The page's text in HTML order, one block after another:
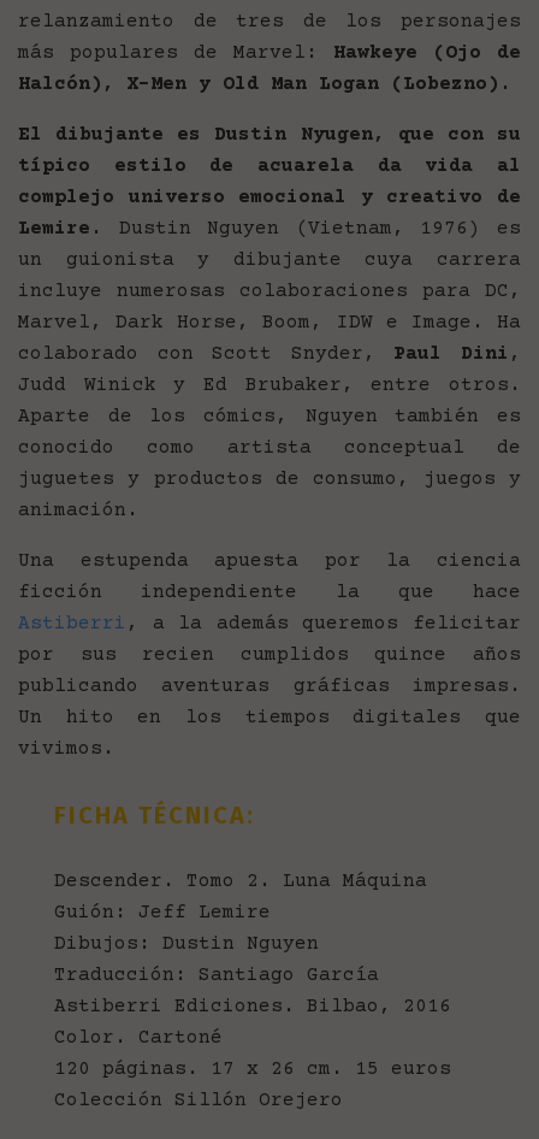
relanzamiento de tres de los personajes
más populares de Marvel: Hawkeye (Ojo de
Halcón), X-Men y Old Man Logan (Lobezno).
El dibujante es Dustin Nyugen, que con su
típico estilo de acuarela da vida al
complejo universo emocional y creativo de
Lemire.
Dustin Nguyen (Vietnam, 1976) es
un guionista y dibujante cuya carrera
incluye numerosas colaboraciones para DC,
Marvel, Dark Horse, Boom, IDW e Image. Ha
colaborado con Scott Snyder, Paul Dini ,
Judd Winick y Ed Brubaker, entre otros.
Aparte de los cómics, Nguyen también es
conocido como artista conceptual de
juguetes y productos de consumo, juegos y
animación.
Una estupenda apuesta por la ciencia
ficción independiente la que hace
Astiberri , a la además queremos felicitar
por sus recien cumplidos quince años
publicando aventuras gráficas impresas.
Un hito en los tiempos digitales que
vivimos.
FICHA TÉCNICA:
Descender. Tomo 2. Luna Máquina
Guión: Jeff Lemire
Dibujos: Dustin Nguyen
Traducción: Santiago García
Astiberri Ediciones. Bilbao, 2016
Color. Cartoné
120 páginas. 17 x 26 cm. 15 euros
Colección Sillón Orejero